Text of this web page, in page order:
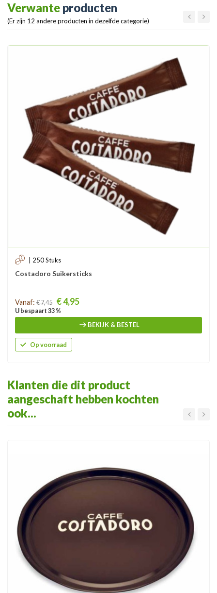
Verwante producten
(Er zijn 12 andere producten in dezelfde categorie)
| 250 Stuks
Costadoro Suikersticks
Prijs
Vanaf: € 7,45 € 4,95
U bespaart 33 %
BEKIJK & BESTEL
Op voorraad
Klanten die dit product
aangeschaft hebben kochten
ook...